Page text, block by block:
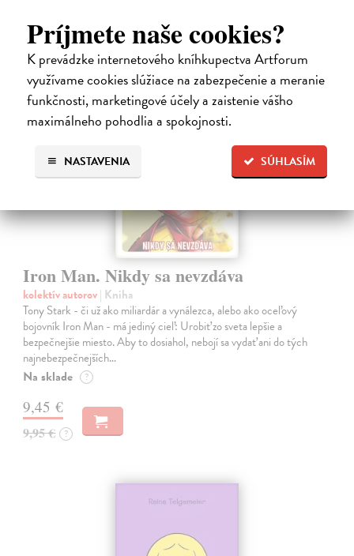
Príjmete naše cookies?
K prevádzke internetového kníhkupectva Artforum
využívame cookies slúžiace na zabezpečenie a meranie
funkčnosti, marketingové účely a zaistenie vášho
maximálneho pohodlia a spokojnosti.
SÚHLASÍM
NASTAVENIA
9,95 € ?
na sklade
Iron Man. Nikdy sa nevzdáva
kolektív autorov| Kniha
Tony Stark - či už ako miliardár a vynálezca, alebo ako oceľový
bojovník Iron Man - má jediný cieľ: Urobiť zo sveta lepšie a
bezpečnejšie miesto. Aby to dosiahol, nebojí sa vydať ani do tých
najnebezpečnejších…
Na sklade ?
9,45 €
9,95 € ?